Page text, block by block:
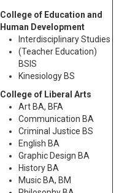
College of Education and
Human Development
Interdisciplinary Studies
(Teacher Education)
BSIS
Kinesiology BS
College of Liberal Arts
Art BA, BFA
Communication BA
Criminal Justice BS
English BA
Graphic Design BA
History BA
Music BA, BM